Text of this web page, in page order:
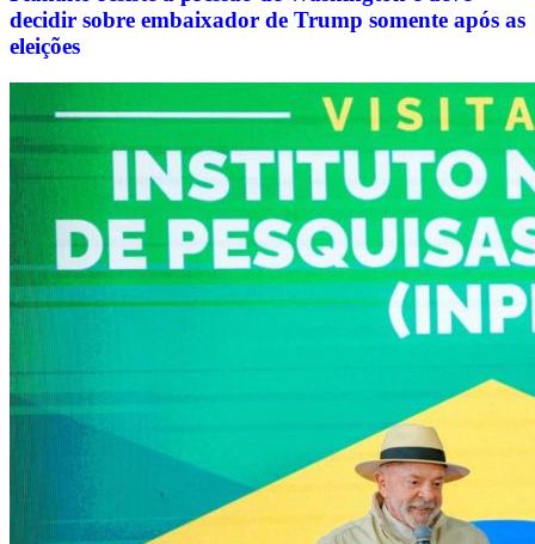
decidir sobre embaixador de Trump somente após as
eleições